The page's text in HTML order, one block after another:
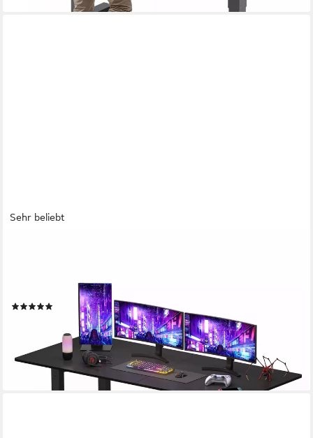
Sehr beliebt
Gaming Tisch, 4-Beinen, 2 Motoren, 2-Fach-Teleskop
UVP399,99 €
lieferbar - in 3-4 Werktagen bei dir